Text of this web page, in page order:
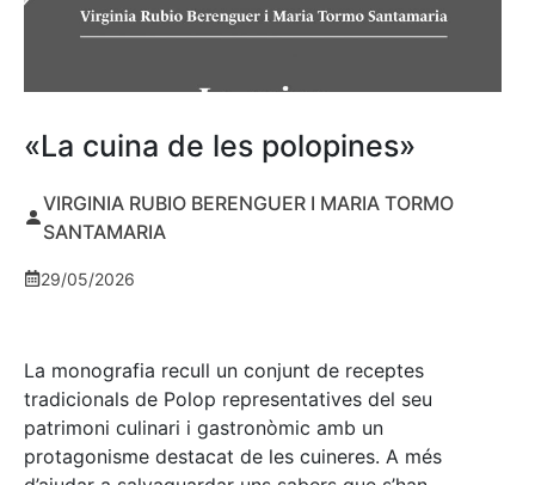
«La cuina de les polopines»
VIRGINIA RUBIO BERENGUER I MARIA TORMO
SANTAMARIA
29/05/2026
La monografia recull un conjunt de receptes
tradicionals de Polop representatives del seu
patrimoni culinari i gastronòmic amb un
protagonisme destacat de les cuineres. A més